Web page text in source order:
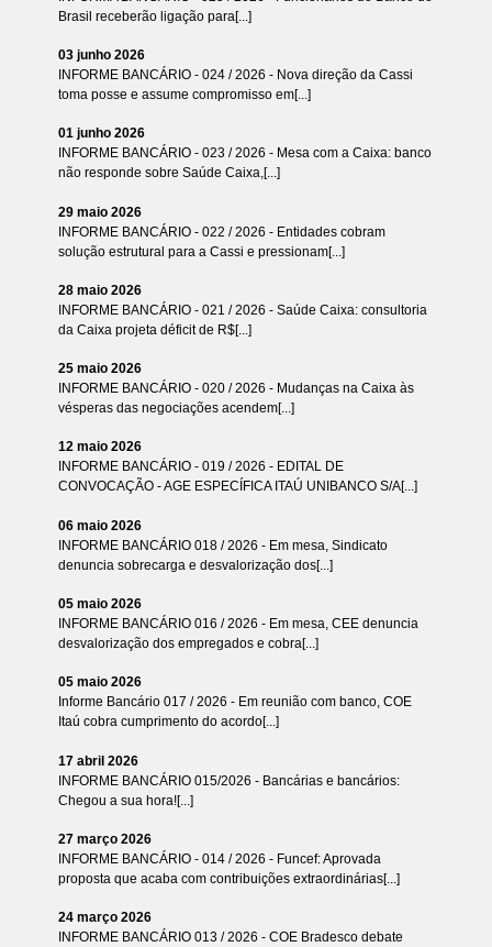
Brasil receberão ligação para[...]
03 junho 2026
INFORME BANCÁRIO - 024 / 2026 - Nova direção da Cassi
toma posse e assume compromisso em[...]
01 junho 2026
INFORME BANCÁRIO - 023 / 2026 - Mesa com a Caixa: banco
não responde sobre Saúde Caixa,[...]
29 maio 2026
INFORME BANCÁRIO - 022 / 2026 - Entidades cobram
solução estrutural para a Cassi e pressionam[...]
28 maio 2026
INFORME BANCÁRIO - 021 / 2026 - Saúde Caixa: consultoria
da Caixa projeta déficit de R$[...]
25 maio 2026
INFORME BANCÁRIO - 020 / 2026 - Mudanças na Caixa às
vésperas das negociações acendem[...]
12 maio 2026
INFORME BANCÁRIO - 019 / 2026 - EDITAL DE
CONVOCAÇÃO - AGE ESPECÍFICA ITAÚ UNIBANCO S/A[...]
06 maio 2026
INFORME BANCÁRIO 018 / 2026 - Em mesa, Sindicato
denuncia sobrecarga e desvalorização dos[...]
05 maio 2026
INFORME BANCÁRIO 016 / 2026 - Em mesa, CEE denuncia
desvalorização dos empregados e cobra[...]
05 maio 2026
Informe Bancário 017 / 2026 - Em reunião com banco, COE
Itaú cobra cumprimento do acordo[...]
17 abril 2026
INFORME BANCÁRIO 015/2026 - Bancárias e bancários:
Chegou a sua hora![...]
27 março 2026
INFORME BANCÁRIO - 014 / 2026 - Funcef: Aprovada
proposta que acaba com contribuições extraordinárias[...]
24 março 2026
INFORME BANCÁRIO 013 / 2026 - COE Bradesco debate